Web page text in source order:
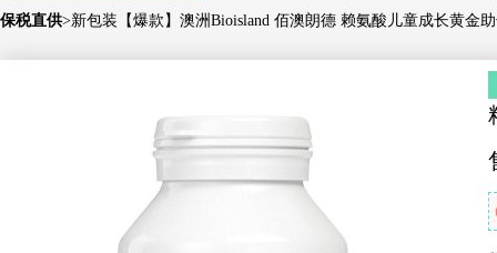
保税直供>新包装【爆款】澳洲Bioisland 佰澳朗德 赖氨酸儿童成长黄金